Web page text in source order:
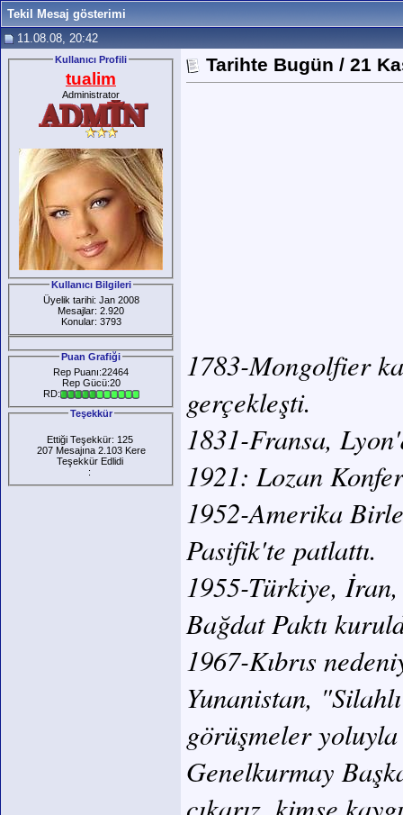
Tekil Mesaj gösterimi
11.08.08, 20:42
Kullanıcı Profili
tualim
Administrator
Kullanıcı Bilgileri
Üyelik tarihi: Jan 2008
Mesajlar: 2.920
Konular: 3793
Puan Grafiği
Rep Puanı:22464
Rep Gücü:20
RD:
Teşekkür
Ettiği Teşekkür: 125
207 Mesajına 2.103 Kere
Teşekkür Edlidi
:
Tarihte Bugün / 21
1783-Mongolfier
gerçekleşti.
1831-Fransa,
1921: Lozan
1952-Amerika
Pasifik'te patlattı.
1955-Türkiye,
Bağdat Paktı
1967-Kıbrıs
Yunanistan,
görüşmeler yoluyla
Genelkurmay